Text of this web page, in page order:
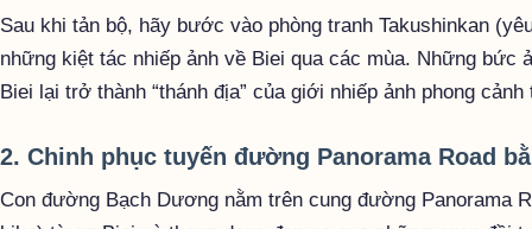
Sau khi tản bộ, hãy bước vào phòng tranh Takushinkan
những kiệt tác nhiếp ảnh về Biei qua các mùa. Những
Biei lại trở thành “thánh địa” của giới nhiếp ảnh phong cảnh
2. Chinh phục tuyến đường Panorama Road
Con đường Bạch Dương nằm trên cung đường Panorama